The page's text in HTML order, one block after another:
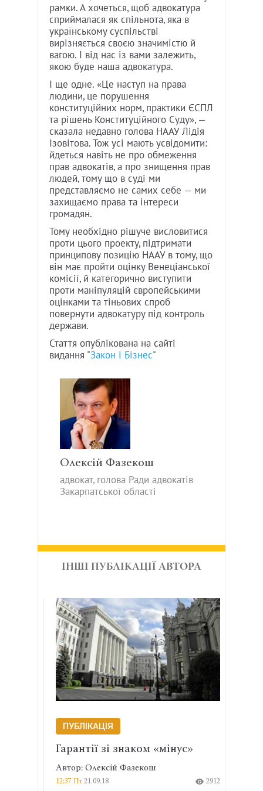
рамки. А хочеться, щоб адвокатура
сприймалася як спільнота, яка в
українському суспільстві
вирізняється своєю значимістю й
вагою. І від нас із вами залежить,
якою буде наша адвокатура.
І ще одне. «Це наступ на права
людини, це порушення
конституційних норм, практики ЄСПЛ
та рішень Конституційного Суду», —
сказала недавно голова НААУ Лідія
Ізовітова. Тож усі мають усвідомити:
йдеться навіть не про обмеження
прав адвокатів, а про знищення прав
людей, тому що в суді ми
представляємо не самих себе — ми
захищаємо права та інтереси
громадян.
Тому необхідно рішуче висловитися
проти цього проекту, підтримати
принципову позицію НААУ в тому, що
він має пройти оцінку Венеціанської
комісії, й категорично виступити
проти маніпуляцій європейськими
оцінками та тіньових спроб
повернути адвокатуру під контроль
держави.
Стаття опублікована на сайті
видання "Закон і Бізнес"
Олексій Фазекош
адвокат, голова Ради адвокатів
Закарпатської області
ІНШІ ПУБЛІКАЦІЇ АВТОРА
ПУБЛІКАЦІЯ
Гарантії зі знаком «мінус»
Автор: Олексій Фазекош
12:37 Пт21.09.18 2912